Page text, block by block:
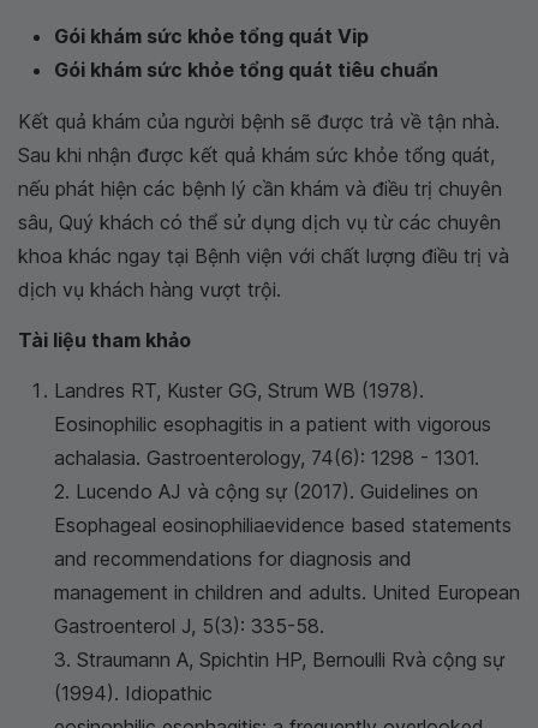
Gói khám sức khỏe tổng quát Vip
Gói khám sức khỏe tổng quát tiêu chuẩn
Kết quả khám của người bệnh sẽ được trả về tận nhà.
Sau khi nhận được kết quả khám sức khỏe tổng quát,
nếu phát hiện các bệnh lý cần khám và điều trị chuyên
sâu, Quý khách có thể sử dụng dịch vụ từ các chuyên
khoa khác ngay tại Bệnh viện với chất lượng điều trị và
dịch vụ khách hàng vượt trội.
Tài liệu tham khảo
Landres RT, Kuster GG, Strum WB (1978).
Eosinophilic esophagitis in a patient with vigorous
achalasia. Gastroenterology, 74(6): 1298 - 1301.
2. Lucendo AJ và cộng sự (2017). Guidelines on
Esophageal eosinophiliaevidence based statements
and recommendations for diagnosis and
management in children and adults. United European
Gastroenterol J, 5(3): 335-58.
3. Straumann A, Spichtin HP, Bernoulli Rvà cộng sự
(1994). Idiopathic